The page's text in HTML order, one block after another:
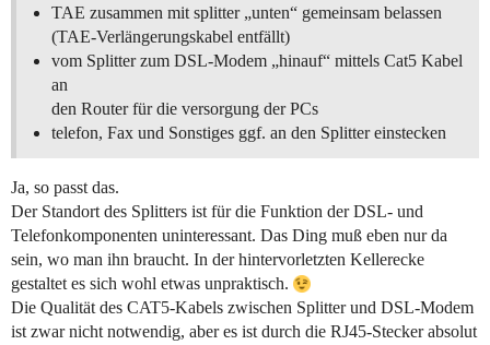
TAE zusammen mit splitter „unten“ gemeinsam belassen
(TAE-Verlängerungskabel entfällt)
vom Splitter zum DSL-Modem „hinauf“ mittels Cat5 Kabel
an
den Router für die versorgung der PCs
telefon, Fax und Sonstiges ggf. an den Splitter einstecken
Ja, so passt das.
Der Standort des Splitters ist für die Funktion der DSL- und
Telefonkomponenten uninteressant. Das Ding muß eben nur da
sein, wo man ihn braucht. In der hintervorletzten Kellerecke
gestaltet es sich wohl etwas unpraktisch.
Die Qualität des CAT5-Kabels zwischen Splitter und DSL-Modem
ist zwar nicht notwendig, aber es ist durch die RJ45-Stecker absolut